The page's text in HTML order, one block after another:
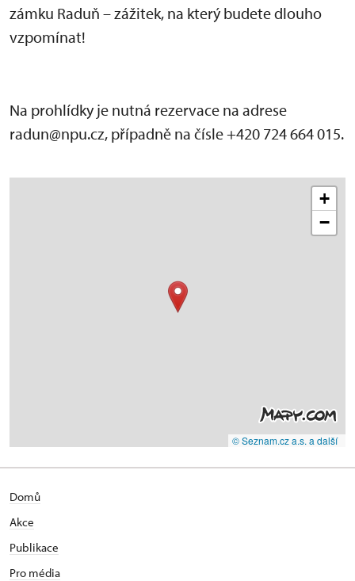
zámku Raduň – zážitek, na který budete dlouho
vzpomínat!
Na prohlídky je nutná rezervace na adrese
radun@npu.cz, případně na čísle +420 724 664 015.
+
−
© Seznam.cz a.s. a další
Domů
Akce
Publikace
Pro média